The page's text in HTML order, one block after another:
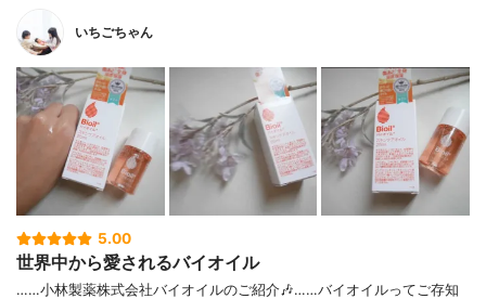
いちごちゃん
5.00
世界中から愛されるバイオイル
……⁡小林製薬株式会社⁡⁡バイオイル⁡⁡のご紹介🎶⁡……⁡⁡⁡⁡バイオイルってご存知